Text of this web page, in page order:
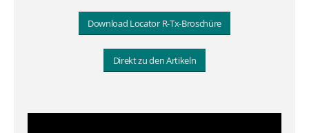
Download Locator R-Tx-Broschüre
Direkt zu den Artikeln